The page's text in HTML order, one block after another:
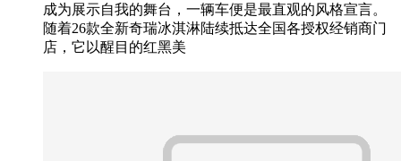
成为展示自我的舞台，一辆车便是最直观的风格宣言。
随着26款全新奇瑞冰淇淋陆续抵达全国各授权经销商门
店，它以醒目的红黑美